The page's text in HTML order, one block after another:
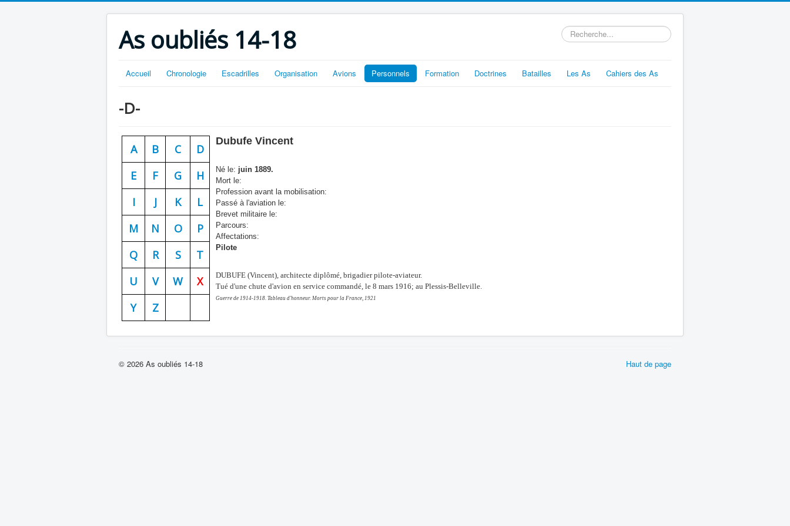
As oubliés 14-18 Rechercher
Accueil Chronologie Escadrilles Organisation Avions Personnels Formation Doctrines Batailles Les As Cahiers des As
-D-
A B C
D
E
F G
H
I
J K
L
M
N O
P
Q
R S
T
U
V W
X
Y
Z
Dubufe Vincent
Né le: juin 1889.
Mort le:
Profession avant la mobilisation:
Passé à l'aviation le:
Brevet militaire le:
Parcours:
Affectations:
Pilote
DUBUFE (Vincent), architecte diplômé, brigadier pilote-aviateur.
Tué d'une chute d'avion en service commandé, le 8 mars 1916; au Plessis-Belleville.
Guerre de 1914-1918. Tableau d'honneur. Morts pour la France, 1921
Haut de page
© 2026 As oubliés 14-18